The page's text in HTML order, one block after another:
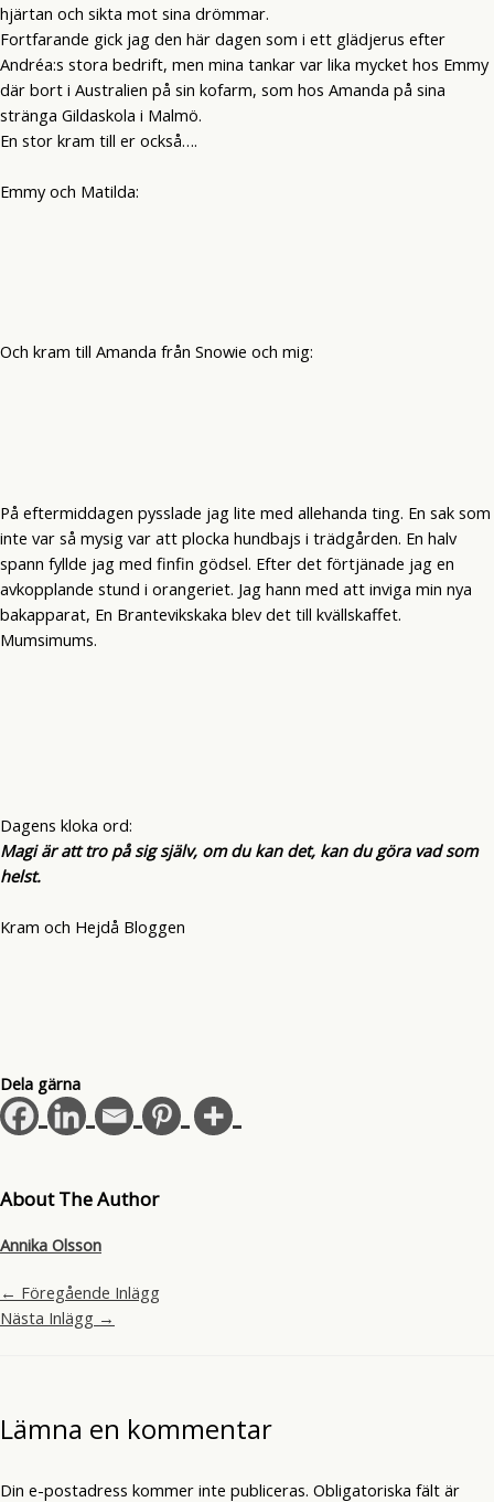
hjärtan och sikta mot sina drömmar.
Fortfarande gick jag den här dagen som i ett glädjerus efter
Andréa:s stora bedrift, men mina tankar var lika mycket hos Emmy
där bort i Australien på sin kofarm, som hos Amanda på sina
stränga Gildaskola i Malmö.
En stor kram till er också….
Emmy och Matilda:
Och kram till Amanda från Snowie och mig:
På eftermiddagen pysslade jag lite med allehanda ting. En sak som
inte var så mysig var att plocka hundbajs i trädgården. En halv
spann fyllde jag med finfin gödsel. Efter det förtjänade jag en
avkopplande stund i orangeriet. Jag hann med att inviga min nya
bakapparat, En Brantevikskaka blev det till kvällskaffet.
Mumsimums.
Dagens kloka ord:
Magi är att tro på sig själv, om du kan det, kan du göra vad som
helst.
Kram och Hejdå Bloggen
Dela gärna
About The Author
Annika Olsson
← Föregående Inlägg
Nästa Inlägg →
Lämna en kommentar
Din e-postadress kommer inte publiceras. Obligatoriska fält är